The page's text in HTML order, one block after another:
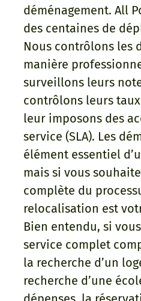
déménagement. All
des centaines de
Nous contrôlons les
manière
surveillons leurs
contrôlons leurs
leur imposons des
service (SLA). Les
élément essentiel
mais si vous
complète du
relocalisation est
Bien entendu, si
service complet
la recherche d’un
recherche d’une